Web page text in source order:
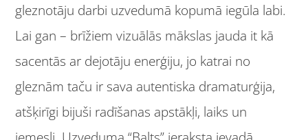
gleznotāju darbi uzvedumā kopumā iegūla labi.
Lai gan – brīžiem vizuālās mākslas jauda it kā
sacentās ar dejotāju enerģiju, jo katrai no
gleznām taču ir sava autentiska dramaturģija,
atšķirīgi bijuši radīšanas apstākļi, laiks un